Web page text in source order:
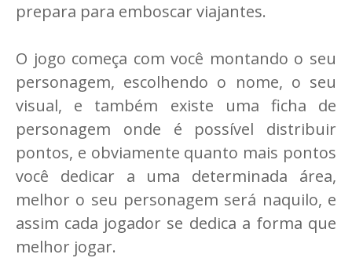
prepara para emboscar viajantes.
O jogo começa com você montando o seu
personagem, escolhendo o nome, o seu
visual, e também existe uma ficha de
personagem onde é possível distribuir
pontos, e obviamente quanto mais pontos
você dedicar a uma determinada área,
melhor o seu personagem será naquilo, e
assim cada jogador se dedica a forma que
melhor jogar.